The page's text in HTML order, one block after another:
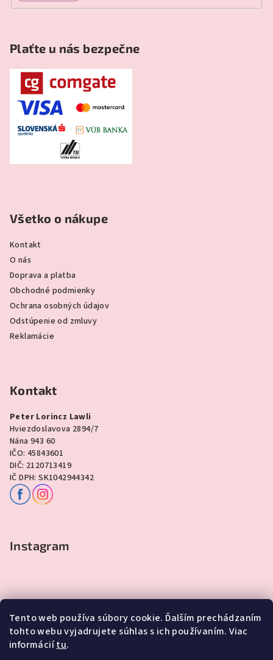
Tento web používa súbory cookie. Ďalším prechádzaním
tohto webu vyjadrujete súhlas s ich používaním. Viac
informáciítu.
Plaťte u nás bezpečne
Všetko o nákupe
Kontakt
O nás
Doprava a platba
Obchodné podmienky
Ochrana osobných údajov
Odstúpenie od zmluvy
Reklamácie
Kontakt
Peter Lorincz Lawli
Hviezdoslavova 2894/7
Nána 943 60
IČO: 45843601
DIČ: 2120713419
IČ DPH: SK1042944342
Instagram